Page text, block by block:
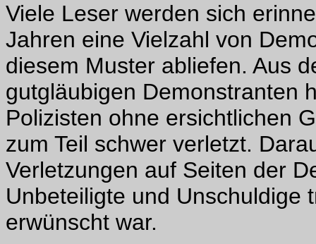
Viele Leser werden sich
Jahren eine Vielzahl von
diesem Muster abliefen. Aus
gutgläubigen Demonstranten
Polizisten ohne ersichtlichen
zum Teil schwer verletzt.
Verletzungen auf Seiten der
Unbeteiligte und Unschuldige
erwünscht war.